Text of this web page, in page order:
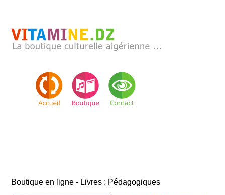
Boutique en ligne - Livres : Pédagogiques